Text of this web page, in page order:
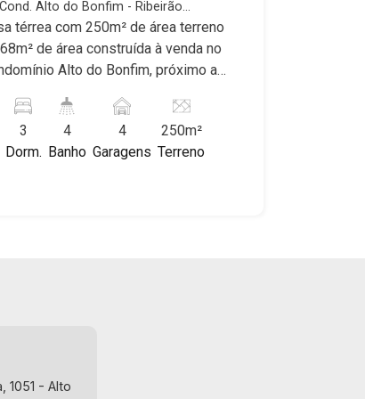
Cond. Alto do Bonfim - Ribeirão
Preto/SP
térrea com 250m² de área terreno
de área construída à venda no
Alto do Bonfim, próximo ao
Ribeirão Preto/SP. Conheça
características deste imóvel que a
Imobiliária selecionou para
no mercado imobiliário de
3
Dorm.
4
Banho
4
Garagens
250m²
Terreno
1051 - Alto